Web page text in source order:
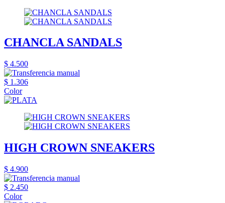
CHANCLA SANDALS
$ 4.500
$ 1.306
Color
HIGH CROWN SNEAKERS
$ 4.900
$ 2.450
Color